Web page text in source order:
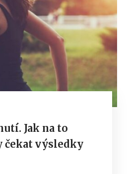
Jak na to
čekat výsledky